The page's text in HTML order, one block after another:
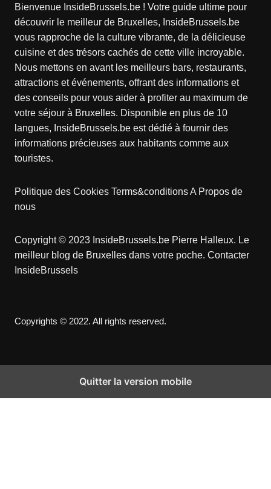
Bienvenue InsideBrussels.be ! Votre guide ultime pour
découvrir le meilleur de Bruxelles, InsideBrussels.be
vous rapproche de la culture vibrante, de la délicieuse
cuisine et des trésors cachés de cette ville incroyable.
Nous mettons en avant les meilleurs bars, restaurants,
attractions et événements, offrant des informations et
des conseils pour vous aider à profiter au maximum de
votre séjour à Bruxelles. Disponible en plus de 10
langues, InsideBrussels.be est dédié à fournir des
informations précieuses aux habitants comme aux
touristes.
Politique des Cookies Terms&conditionsA Propos de
nous
Copyright © 2023 InsideBrussels.be Pierre Halleux. Le
meilleur blog de Bruxelles dans votre poche. Contacter
InsideBrussels
Copyrights © 2022. All rights reserved.
Quitter la version mobile